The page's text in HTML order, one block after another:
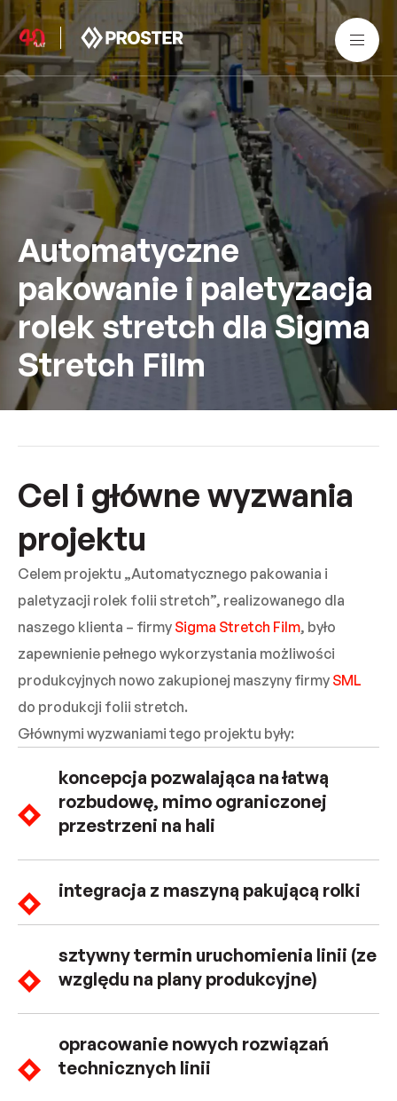
Automatyczne
pakowanie i paletyzacja
rolek stretch dla Sigma
Stretch Film
Cel i główne wyzwania
projektu
Celem projektu „Automatycznego pakowania i
paletyzacji rolek folii stretch”, realizowanego dla
naszego klienta – firmy Sigma Stretch Film, było
zapewnienie pełnego wykorzystania możliwości
produkcyjnych nowo zakupionej maszyny firmy SML
do produkcji folii stretch.
Głównymi wyzwaniami tego projektu były:
koncepcja pozwalająca na łatwą
rozbudowę, mimo ograniczonej
przestrzeni na hali
integracja z maszyną pakującą rolki
sztywny termin uruchomienia linii (ze
względu na plany produkcyjne)
opracowanie nowych rozwiązań
technicznych linii